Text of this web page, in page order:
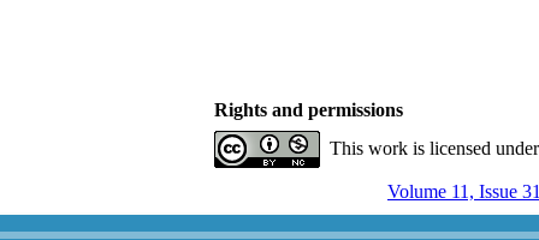
Rights and permissions
This work is licensed
Volume 11, Issue